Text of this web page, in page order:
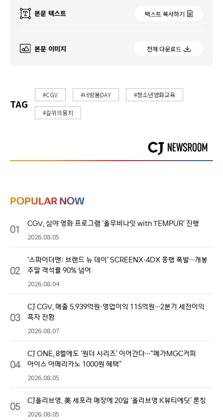
본문 텍스트 텍스트 복사하기
본문 이미지 전체 다운로드
TAG
#CGV #너랑봄DAY #청소년영화교육
#길위의뭉치
POPULAR NOW
01 CGV, 심야 영화 프로그램 ‘올무비나잇 with TEMPUR’ 진행
2026.08.05
02
‘스파이더맨: 브랜드 뉴 데이’ SCREENX·4DX 흥행 폭발…개봉
주말 객석률 90% 넘어
2026.08.04
03
CJ CGV, 매출 5,939억원·영업이익 115억원…2분기 세전이익
흑자 전환
2026.08.07
04
CJ ONE, 8월에도 ‘원더 시리즈’ 이어간다…“메가MGC커피
아이스 아메리카노 1000원 혜택”
2026.08.05
05 CJ올리브영, 美 세포라 매장에 20일 ‘올리브영 K뷰티에딧’ 론칭
2026.08.05